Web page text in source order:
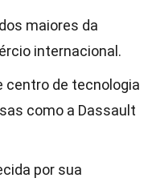
maiores da
internacional.
centro de tecnologia
como a Dassault
por sua